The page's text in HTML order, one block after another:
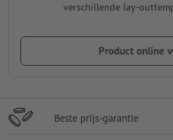
verschillende lay-
Product online
Beste prijs-garantie